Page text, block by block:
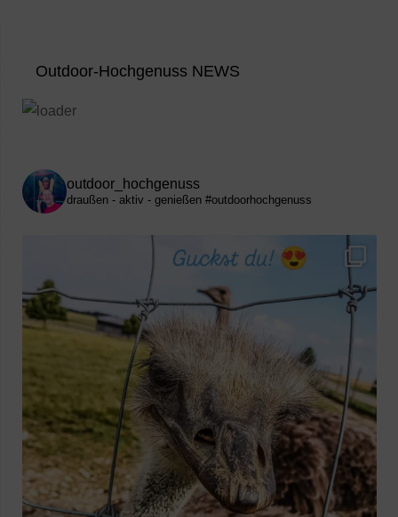
Outdoor-Hochgenuss NEWS
outdoor_hochgenuss
draußen - aktiv - genießen #outdoorhochgenuss